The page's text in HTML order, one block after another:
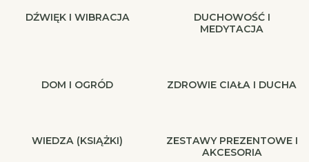
DŹWIĘK I WIBRACJA
DUCHOWOŚĆ I
MEDYTACJA
DOM I OGRÓD ZDROWIE CIAŁA I DUCHA
WIEDZA (KSIĄŻKI)
ZESTAWY PREZENTOWE I
AKCESORIA